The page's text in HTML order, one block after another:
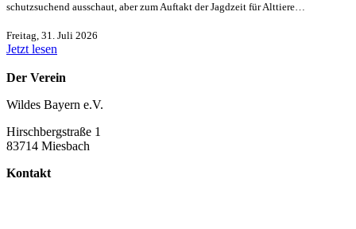
schutzsuchend ausschaut, aber zum Auftakt der Jagdzeit für Alttiere…
Freitag, 31. Juli 2026
Jetzt lesen
Der Verein
Wildes Bayern e.V.
Hirschbergstraße 1
83714 Miesbach
Kontakt